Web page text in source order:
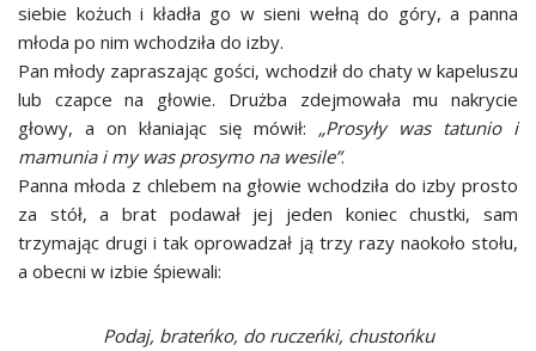
siebie kożuch i kładła go w sieni wełną do góry, a panna
młoda po nim wchodziła do izby.
Pan młody zapraszając gości, wchodził do chaty w kapeluszu
lub czapce na głowie. Drużba zdejmowała mu nakrycie
głowy, a on kłaniając się mówił: „Prosyły was tatunio i
mamunia i my was prosymo na wesile”.
Panna młoda z chlebem na głowie wchodziła do izby prosto
za stół, a brat podawał jej jeden koniec chustki, sam
trzymając drugi i tak oprowadzał ją trzy razy naokoło stołu,
a obecni w izbie śpiewali:
Podaj, brateńko, do ruczeńki, chustońku